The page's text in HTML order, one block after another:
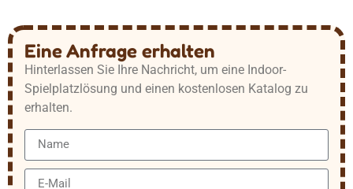
Eine Anfrage erhalten
Hinterlassen Sie Ihre Nachricht, um eine Indoor-
Spielplatzlösung und einen kostenlosen Katalog zu
erhalten.